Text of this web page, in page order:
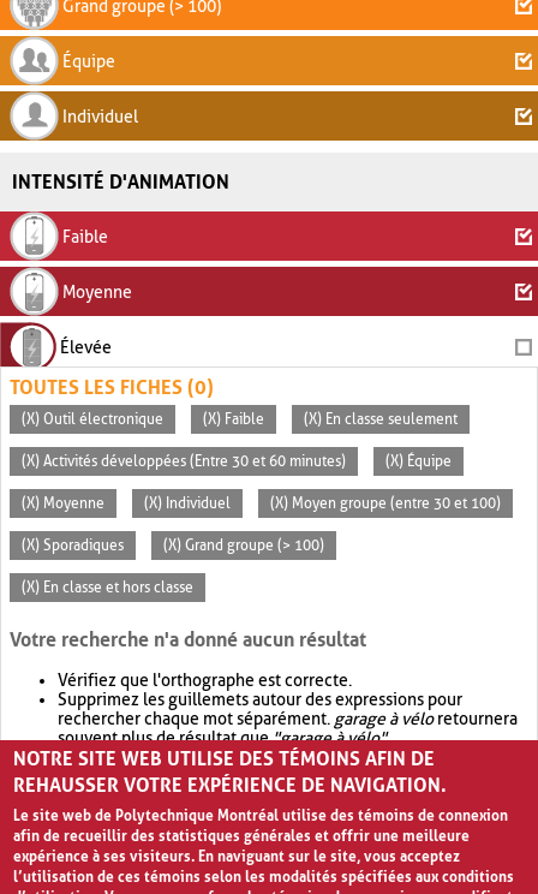
Grand groupe (> 100)
Équipe
Individuel
INTENSITÉ D'ANIMATION
Faible
Moyenne
Élevée
TOUTES LES FICHES (0)
(X) Outil électronique (X) Faible (X) En classe seulement
(X) Activités développées (Entre 30 et 60 minutes) (X) Équipe
(X) Moyenne (X) Individuel (X) Moyen groupe (entre 30 et 100)
(X) Sporadiques (X) Grand groupe (> 100)
(X) En classe et hors classe
Votre recherche n'a donné aucun résultat
Vérifiez que l'orthographe est correcte.
Supprimez les guillemets autour des expressions pour
rechercher chaque mot séparément. garage à véloretournera
souvent plus de résultat que"garage à vélo".
Envisagez d'élargir votre recherche avec OR.garage OR vélo
retournera souvent plus de résultat quegarage à vélo
NOTRE SITE WEB UTILISE DES TÉMOINS AFIN DE
REHAUSSER VOTRE EXPÉRIENCE DE NAVIGATION.
Le site web de Polytechnique Montréal utilise des témoins de connexion
afin de recueillir des statistiques générales et offrir une meilleure
expérience à ses visiteurs. En naviguant sur le site, vous acceptez
l’utilisation de ces témoins selon les modalités spécifiées aux conditions